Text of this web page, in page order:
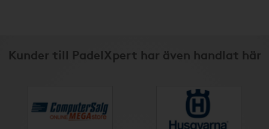
Kunder till PadelXpert har även handlat här